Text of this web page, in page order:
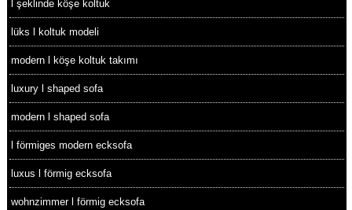
l şeklinde köşe koltuk
lüks l koltuk modeli
modern l köşe koltuk takımı
luxury l shaped sofa
modern l shaped sofa
l förmiges modern ecksofa
luxus l förmig ecksofa
wohnzimmer l förmig ecksofa